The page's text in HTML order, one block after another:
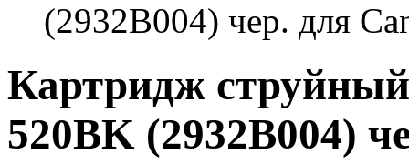
(2932B004) чер. для
Картридж
520BK (2932B004)